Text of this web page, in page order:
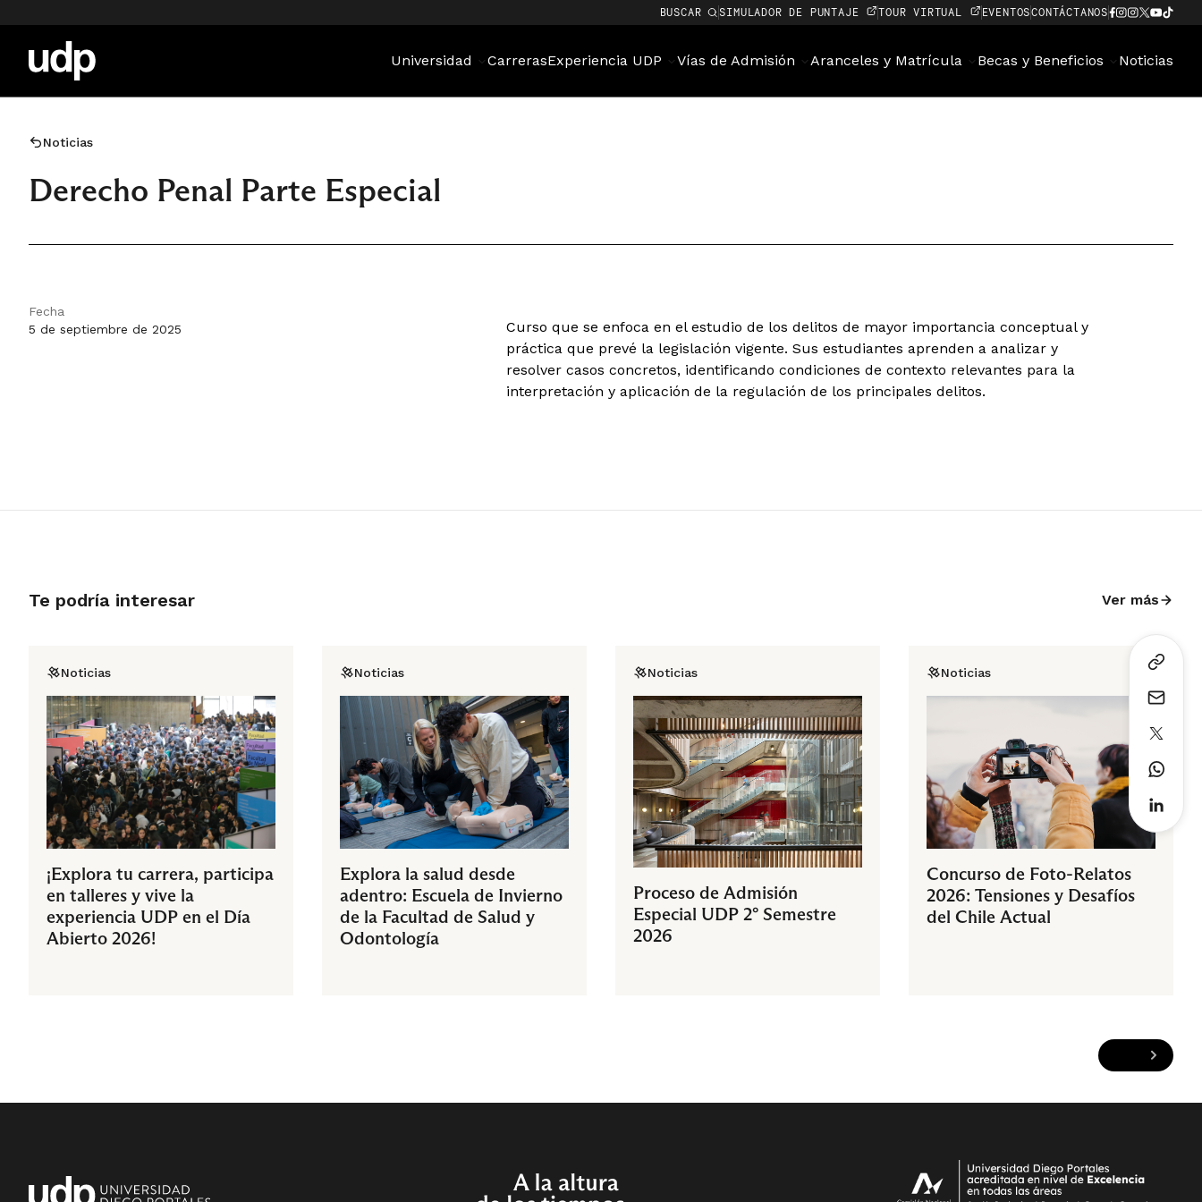
BUSCAR SIMULADOR DE PUNTAJE TOUR VIRTUAL EVENTOSCONTÁCTANOS
Universidad CarrerasExperiencia UDP Vías de Admisión Aranceles y Matrícula Becas y Beneficios Noticias
Noticias
Derecho Penal Parte Especial
Fecha
5 de septiembre de 2025
Curso que se enfoca en el estudio de los delitos de mayor importancia conceptual y
práctica que prevé la legislación vigente. Sus estudiantes aprenden a analizar y
resolver casos concretos, identificando condiciones de contexto relevantes para la
interpretación y aplicación de la regulación de los principales delitos.
Te podría interesar Ver más
Noticias
¡Explora tu carrera, participa
en talleres y vive la
experiencia UDP en el Día
Abierto 2026!
Noticias
Explora la salud desde
adentro: Escuela de Invierno
de la Facultad de Salud y
Odontología
Noticias
Proceso de Admisión
Especial UDP 2° Semestre
2026
Noticias
Concurso de Foto-Relatos
2026: Tensiones y Desafíos
del Chile Actual